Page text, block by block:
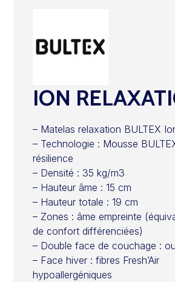
ION
– Matelas relaxation BULTEX
– Technologie : Mousse
résilience
– Densité : 35 kg/m3
– Hauteur âme : 15 cm
– Hauteur totale : 19 cm
– Zones : âme empreinte
de confort différenciées)
– Double face de couchage :
– Face hiver : fibres Fresh’Air
hypoallergéniques